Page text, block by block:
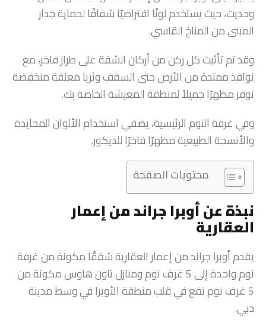
وحديث، حيث يستخدم لونًا افتراضيًا شفافًا لحماية جدار
المبنى من المناخ القاسي.
وقد تم تأثيث كل ركن من أركان الشقة على طراز فاخر، مع
نوافذ ممتدة من الأرض حتى السقف وثريا معلقة منخفضة
توفر مظهرًا جميلاً لمنطقة المعيشة الخاصة بك.
وفي غرفة النوم الرئيسية، يضفي استخدام الألوان المحايدة
والأنسجة الطبيعية مظهرًا فاخرًا للديكور.
محتويات الصفحة
نبذة عن أوبرا جراند من إعمار
العقارية
يقدم أوبرا جراند من إعمار العقارية شققًا مكونة من غرفة
نوم واحدة إلى 5 غرف نوم ومنازل تاون هاوس مكونة من
5 غرف نوم تقع في قلب منطقة الأوبرا في وسط مدينة
دبي.